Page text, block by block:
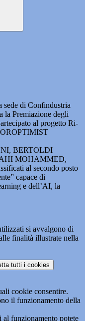
sede di Confindustria
la Premiazione degli
al progetto Ri-
BERTOLDI
MOHAMMED,
al secondo posto
capace di
e dell’AI, la
si avvalgono di
finalità illustrate nella
tutti i cookies
cookie consentire.
il funzionamento della
al funzionamento potete